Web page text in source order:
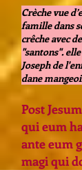
Crèche vue
famille dans
crêche avec
"santons".
Joseph de
dane
Post
qui eum
ante eum
magi qui